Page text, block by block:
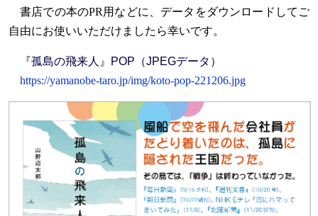
書店での本のPR用などに、データをダウンロードしてご
自由にお使いいただけましたら幸いです。
『孤島の飛来人』POP（JPEGデータ）
https://yamanobe-taro.jp/img/koto-pop-221206.jpg